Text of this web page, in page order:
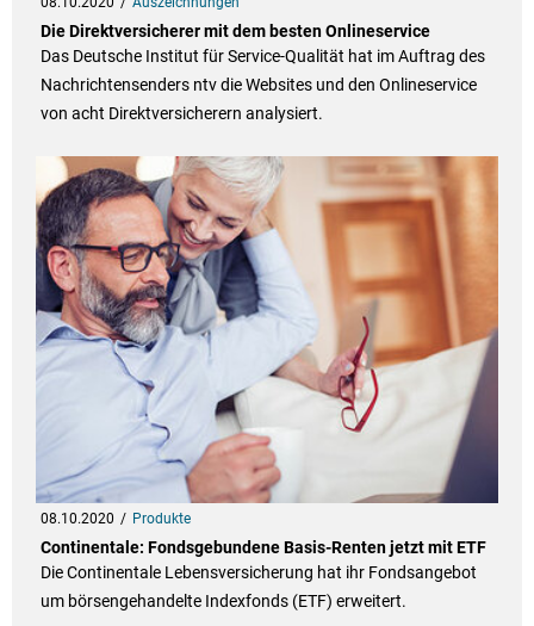
Die Direktversicherer mit dem besten Onlineservice
Das Deutsche Institut für Service-Qualität hat im Auftrag des
Nachrichtensenders ntv die Websites und den Onlineservice
von acht Direktversicherern analysiert.
08.10.2020 Produkte
Continentale: Fondsgebundene Basis-Renten jetzt mit ETF
Die Continentale Lebensversicherung hat ihr Fondsangebot
um börsengehandelte Indexfonds (ETF) erweitert.